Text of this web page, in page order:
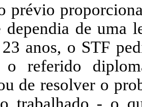
prévio
dependia de uma
23 anos, o STF
o referido
de resolver o